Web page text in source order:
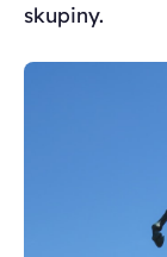
skupiny.